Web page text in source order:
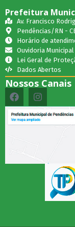
Prefeitura
Av. Francisco
Pendências/RN -
Horário de
Ouvidoria Municipal
Lei Geral de
Dados Abertos
Nossos Canais